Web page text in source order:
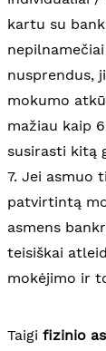
kartu su
nusprendus,
mokumo
mažiau kaip
susirasti kitą
7. Jei asmuo
patvirtintą
asmens
teisiškai
mokėjimo ir
Taigi fizinio